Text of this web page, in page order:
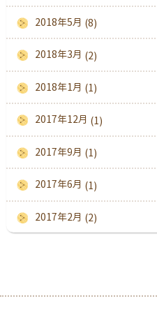
2018年5月 (8)
2018年3月 (2)
2018年1月 (1)
2017年12月 (1)
2017年9月 (1)
2017年6月 (1)
2017年2月 (2)